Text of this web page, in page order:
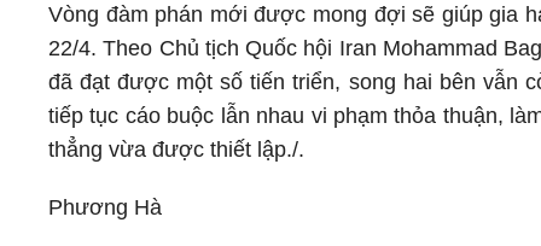
Vòng đàm phán mới được mong đợi sẽ giúp gia
22/4. Theo Chủ tịch Quốc hội Iran Mohammad
đã đạt được một số tiến triển, song hai bên vẫn
tiếp tục cáo buộc lẫn nhau vi phạm thỏa thuận,
thẳng vừa được thiết lập./.
Phương Hà